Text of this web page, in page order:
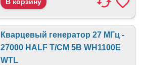
Кварцевый генератор 27 МГц -
27000 HALF T/CM 5В WH1100E
WTL